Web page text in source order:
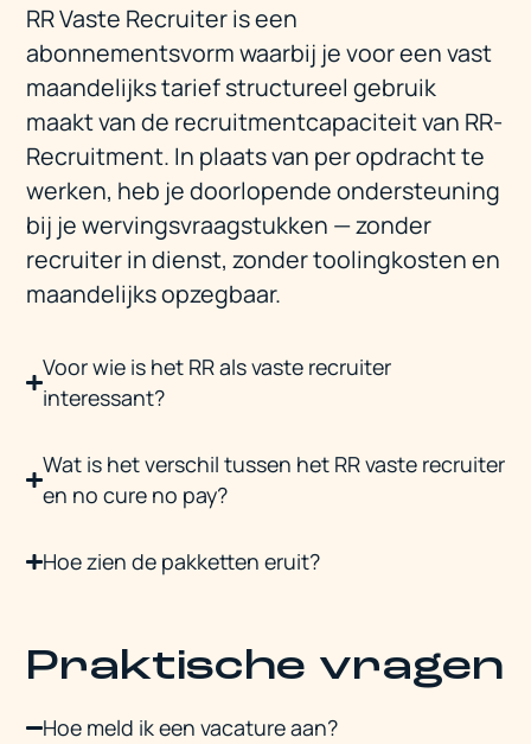
RR Vaste Recruiter is een
abonnementsvorm waarbij je voor een vast
maandelijks tarief structureel gebruik
maakt van de recruitmentcapaciteit van RR-
Recruitment. In plaats van per opdracht te
werken, heb je doorlopende ondersteuning
bij je wervingsvraagstukken — zonder
recruiter in dienst, zonder toolingkosten en
maandelijks opzegbaar.
Voor wie is het RR als vaste recruiter
interessant?
Wat is het verschil tussen het RR vaste recruiter
en no cure no pay?
Hoe zien de pakketten eruit?
Praktische vragen
Hoe meld ik een vacature aan?